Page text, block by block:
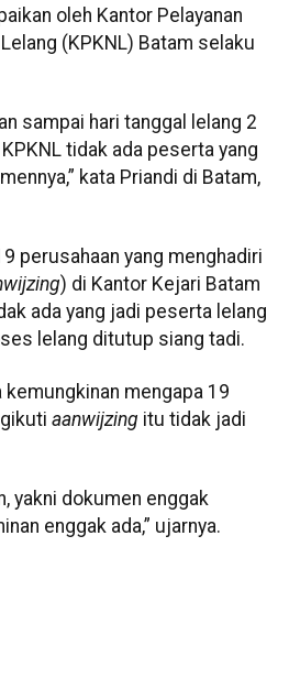
oleh Kantor Pelayanan
(KPKNL) Batam selaku
sampai hari tanggal lelang 2
tidak ada peserta yang
kata Priandi di Batam,
perusahaan yang menghadiri
) di Kantor Kejari Batam
ada yang jadi peserta lelang
lelang ditutup siang tadi.
kemungkinan mengapa 19
aanwijzing itu tidak jadi
yakni dokumen enggak
enggak ada,” ujarnya.